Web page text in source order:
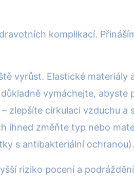
komplikací.
vyrůst. Elastické materiály
vymáchejte, abyste
zlepšíte cirkulaci vzduchu a
ihned změňte typ nebo
s antibakteriální ochranou).
riziko pocení a